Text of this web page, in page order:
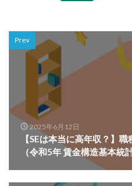
Prev
2025年6月12日
【SEは本当に高年収？】
（令和5年 賃金構造基本統